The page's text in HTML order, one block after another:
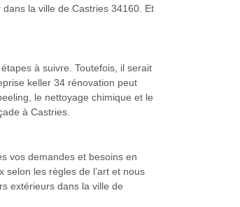
la ville de Castries 34160. Et
à suivre. Toutefois, il serait
keller 34 rénovation peut
le nettoyage chimique et le
à Castries.
vos demandes et besoins en
les règles de l’art et nous
extérieurs dans la ville de